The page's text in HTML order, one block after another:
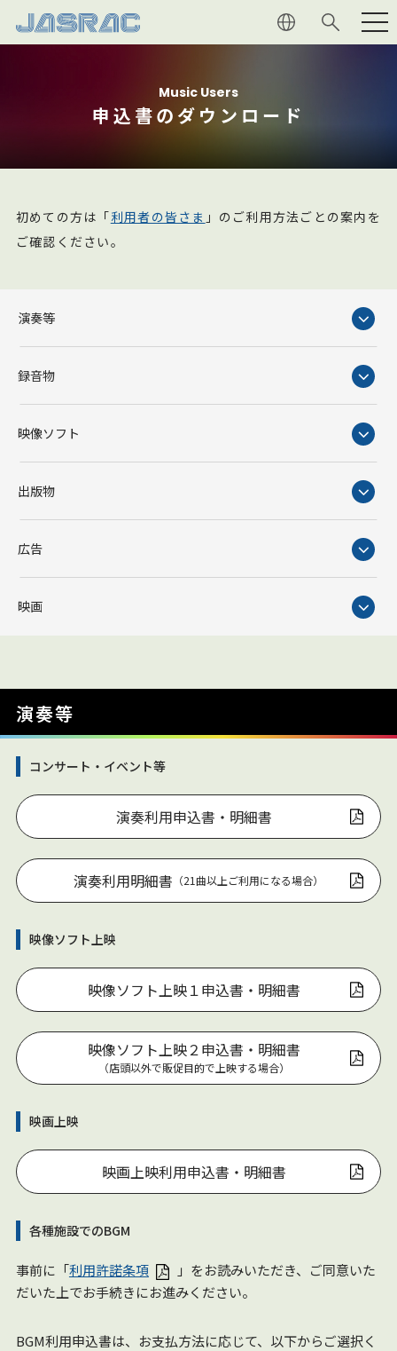
皆さま
音楽文化への貢献
採用情報
Music Users
申込書のダウンロード
初めての方は「利用者の皆さま 」のご利用方法ごとの案内を
ご確認ください。
演奏等
録音物
映像ソフト
出版物
広告
映画
演奏等
コンサート・イベント等
演奏利用申込書・明細書
演奏利用明細書 （21曲以上ご利用になる場合）
映像ソフト上映
映像ソフト上映１申込書・明細書
映像ソフト上映２申込書・明細書
（店頭以外で販促目的で上映する場合）
映画上映
映画上映利用申込書・明細書
各種施設でのBGM
事前に「利用許諾条項
」をお読みいただき、ご同意いた
だいた上でお手続きにお進みください。
BGM利用申込書は、お支払方法に応じて、以下からご選択く